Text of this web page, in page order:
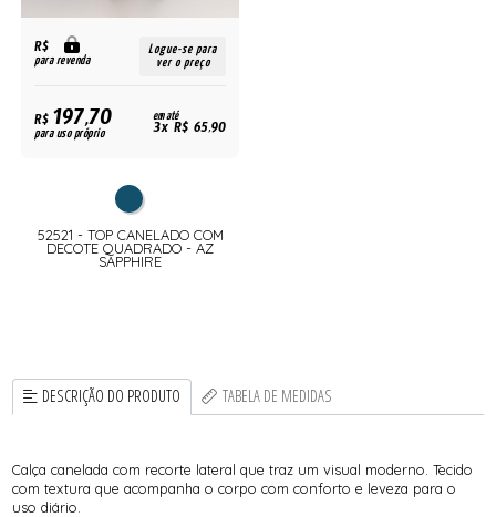
R$
para revenda
Logue-se para
ver o preço
R$197,70
para uso próprio
em até
3x R$ 65,90
52521 - TOP CANELADO COM
DECOTE QUADRADO - AZ
SAPPHIRE
DESCRIÇÃO DO PRODUTO TABELA DE MEDIDAS
Calça canelada com recorte lateral que traz um visual moderno. Tecido
com textura que acompanha o corpo com conforto e leveza para o
uso diário.